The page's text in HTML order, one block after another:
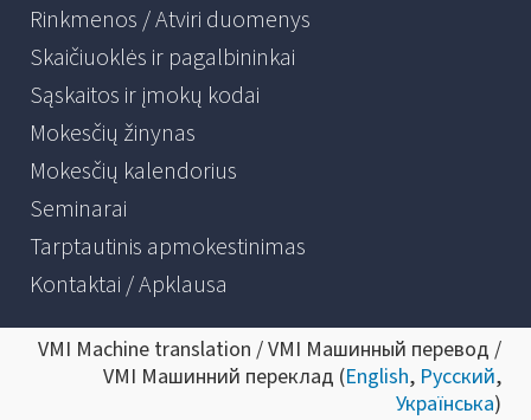
Rinkmenos / Atviri duomenys
Skaičiuoklės ir pagalbininkai
Sąskaitos ir įmokų kodai
Mokesčių žinynas
Mokesčių kalendorius
Seminarai
Tarptautinis apmokestinimas
Kontaktai / Apklausa
VMI Machine translation / VMI Машинный перевод /
VMI Машинний переклад (English, Русский,
Українська)